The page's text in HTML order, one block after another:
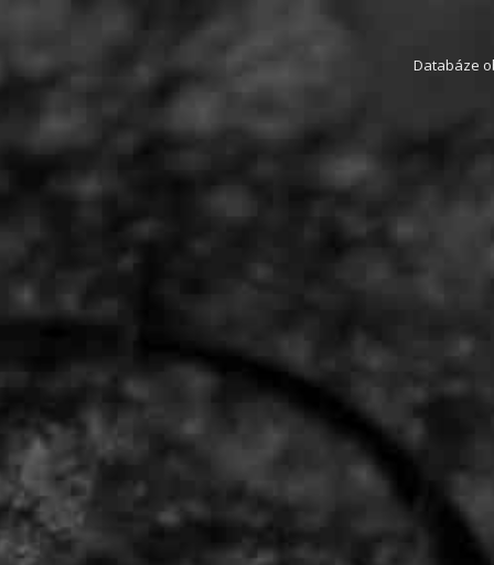
Databáze